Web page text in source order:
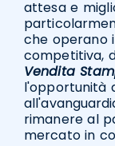
attesa e
che operano
competitiva,
Vendita
l'opportunità
rimanere al
mercato in